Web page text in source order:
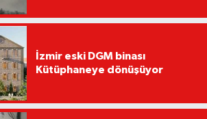
İzmir eski DGM binası
Kütüphaneye dönüşüyor